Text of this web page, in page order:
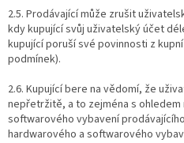
2.5. Prodávající může zrušit
kdy kupující svůj uživatelský účet
kupující poruší své povinnosti z
podmínek).
2.6. Kupující bere na vědomí, že
nepřetržitě, a to zejména s ohledem
softwarového vybavení
hardwarového a softwarového